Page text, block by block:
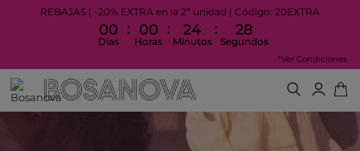
REBAJAS | -20% EXTRA en la 2ª unidad | Código: 20EXTRA
00
Días
: 00
Horas
: 24
Minutos
: 24
Segundos
*Ver Condiciones